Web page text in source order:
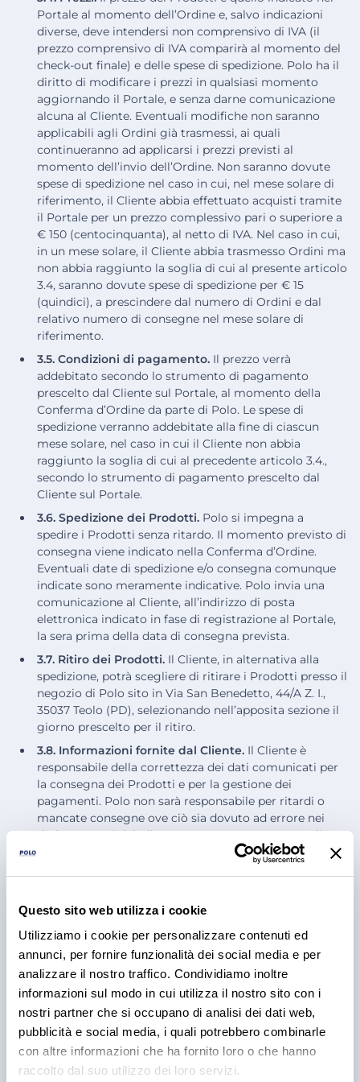
Questo sito web utilizza i cookie
Utilizziamo i cookie per personalizzare contenuti ed
annunci, per fornire funzionalità dei social media e per
analizzare il nostro traffico. Condividiamo inoltre
informazioni sul modo in cui utilizza il nostro sito con i
nostri partner che si occupano di analisi dei dati web,
pubblicità e social media, i quali potrebbero combinarle
con altre informazioni che ha fornito loro o che hanno
raccolto dal suo utilizzo dei loro servizi.
Portale al momento dell’Ordine e, salvo indicazioni
diverse, deve intendersi non comprensivo di IVA (il
prezzo comprensivo di IVA comparirà al momento del
check-out finale) e delle spese di spedizione. Polo ha il
diritto di modificare i prezzi in qualsiasi momento
aggiornando il Portale, e senza darne comunicazione
alcuna al Cliente. Eventuali modifiche non saranno
applicabili agli Ordini già trasmessi, ai quali
continueranno ad applicarsi i prezzi previsti al
momento dell’invio dell’Ordine. Non saranno dovute
spese di spedizione nel caso in cui, nel mese solare di
riferimento, il Cliente abbia effettuato acquisti tramite
il Portale per un prezzo complessivo pari o superiore a
€ 150 (centocinquanta), al netto di IVA. Nel caso in cui,
in un mese solare, il Cliente abbia trasmesso Ordini ma
non abbia raggiunto la soglia di cui al presente articolo
3.4, saranno dovute spese di spedizione per € 15
(quindici), a prescindere dal numero di Ordini e dal
relativo numero di consegne nel mese solare di
riferimento.
3.5. Condizioni di pagamento. Il prezzo verrà
addebitato secondo lo strumento di pagamento
prescelto dal Cliente sul Portale, al momento della
Conferma d’Ordine da parte di Polo. Le spese di
spedizione verranno addebitate alla fine di ciascun
mese solare, nel caso in cui il Cliente non abbia
raggiunto la soglia di cui al precedente articolo 3.4.,
secondo lo strumento di pagamento prescelto dal
Cliente sul Portale.
3.6. Spedizione dei Prodotti. Polo si impegna a
spedire i Prodotti senza ritardo. Il momento previsto di
consegna viene indicato nella Conferma d’Ordine.
Eventuali date di spedizione e/o consegna comunque
indicate sono meramente indicative. Polo invia una
comunicazione al Cliente, all’indirizzo di posta
elettronica indicato in fase di registrazione al Portale,
la sera prima della data di consegna prevista.
3.7. Ritiro dei Prodotti. Il Cliente, in alternativa alla
spedizione, potrà scegliere di ritirare i Prodotti presso il
negozio di Polo sito in Via San Benedetto, 44/A Z. I.,
35037 Teolo (PD), selezionando nell’apposita sezione il
giorno prescelto per il ritiro.
3.8. Informazioni fornite dal Cliente. Il Cliente è
responsabile della correttezza dei dati comunicati per
la consegna dei Prodotti e per la gestione dei
pagamenti. Polo non sarà responsabile per ritardi o
mancate consegne ove ciò sia dovuto ad errore nei
dati trasmessi dal Cliente. In questo caso, eventuali
nuovi tentativi di consegna potranno essere addebitati
accompagnato da una scheda tecnica che ne illustra le
immagini dei Prodotti presenti sul Portale sono
generalmente fedeli ma è possibile che questi siano
modificati nell’aspetto esteriore e che la foto online
non rifletta tali aggiornamenti. Eventuali immagini
che ritraggano i Prodotti associati a strumenti (es.
stoviglie di vario genere) o ad altre pietanze hanno
valore meramente indicativo rispetto all’uso dei
della fornitura.